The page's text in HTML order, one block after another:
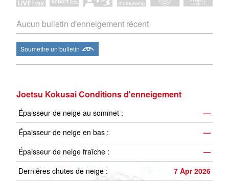
Aucun bulletin d'enneigement récent
Soumettre un bulletin
Joetsu Kokusai Conditions d'enneigement
Épaisseur de neige au sommet :
—
Épaisseur de neige en bas :
—
Épaisseur de neige fraîche :
—
Dernières chutes de neige :
7 Apr 2026